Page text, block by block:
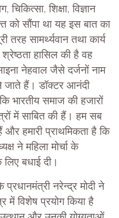
चिकित्सा, शिक्षा, विज्ञान
को सौंपा था यह इस बात का
तरह सामर्थ्यवान तथा कार्य
हासिल की है वह
नेहवाल जैसे दर्जनों नाम
जाते हैं। डॉक्टर आनंदी
भारतीय समाज की हजारों
में साबित की हैं। हम सब
हमारी प्राथमिकता है कि
ने महिला मोर्चा के
लिए बधाई दी।
नरेन्द्र मोदी ने
में विशेष प्रयोग किया है